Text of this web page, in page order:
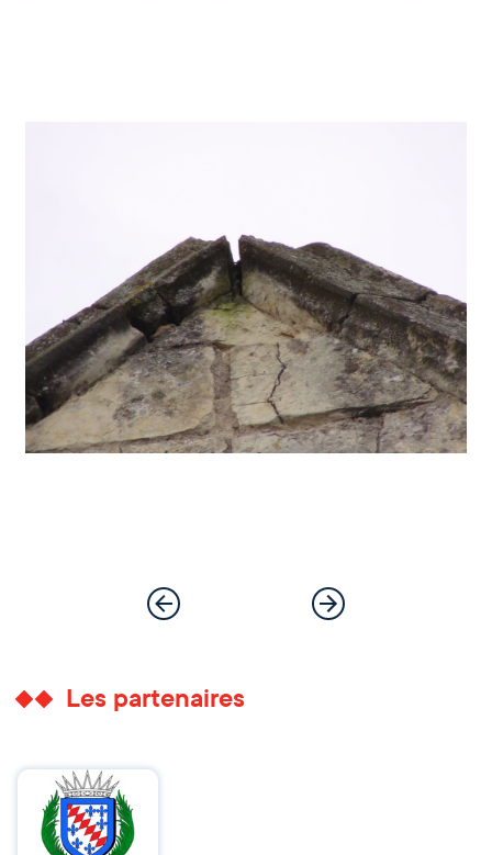
Les partenaires